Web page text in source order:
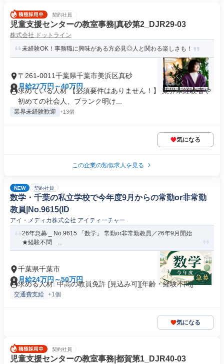
契約社員
児童支援センターの教室事務|真砂第2_DJR29-03
株式会社 ドットライン
未経験OK！事務職に興味がある方必見◎人と関わる楽しさも！
〒261-0011千葉県千葉市美浜区真砂
月給27万円～40万円
求めている人材 【必須要件はありません！】 業界未経験者や
初めての社会人、ブランク明け...
業界未経験歓迎 +13個
気になる
この企業の類似求人を見る
NEW 契約社員
数学・千葉の私立学校で今年度9月からの常勤or非常勤
教員|No.9615(ID
アイ・メディカ株式会社 アイティーチャー
26年急募 _ No.9615 「数学」 常勤or非常勤教員／26年9月開始
★経験不問 ...
千葉県千葉市
月給24万円～50万円
求める人材: 中高の教員免許 [見込み可][年齢・経験不問]
交通費支給 +1個
気になる
契約社員
児童支援センターの教室事務|都賀第1_DJR40-03